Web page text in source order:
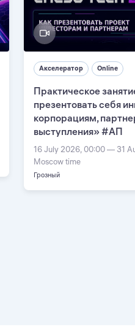
Акселератор Online
Практическое
презентовать себя
корпорациям,
выступления» #АП
16 July 2026, 00:00 — 31
Moscow time
Грозный